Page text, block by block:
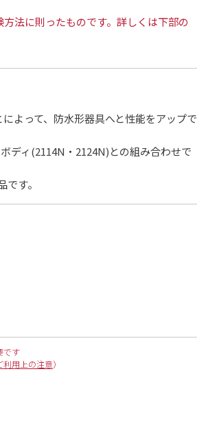
法に則ったものです。詳しくは下部の
よって、防水形器具へと性能をアップで
ディ(2114N・2124N)との組み合わせで
す。
です
利用上の注意）